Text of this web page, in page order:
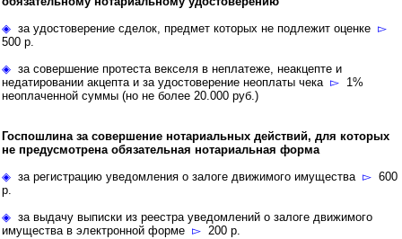
◈ за удостоверение сделок, предмет которых не подлежит оценке ▻
500 р.
◈ за совершение протеста векселя в неплатеже, неакцепте и
недатировании акцепта и за удостоверение неоплаты чека ▻ 1%
неоплаченной суммы (но не более 20.000 руб.)
Госпошлина за совершение нотариальных действий, для которых
не предусмотрена обязательная нотариальная форма
◈ за регистрацию уведомления о залоге движимого имущества ▻ 600
р.
◈ за выдачу выписки из реестра уведомлений о залоге движимого
имущества в электронной форме ▻ 200 р.